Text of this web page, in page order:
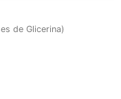
de Glicerina)